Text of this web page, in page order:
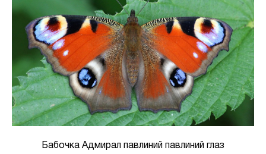
Бабочка Адмирал павлиний павлиний глаз